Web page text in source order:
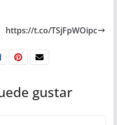
https://t.co/TSjFpWOipc
gustar